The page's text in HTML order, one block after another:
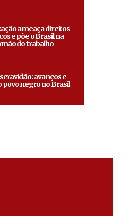
ameaça direitos
e põe o Brasil na
do trabalho
avanços e
povo negro no Brasil